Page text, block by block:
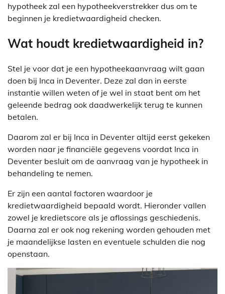
hypotheek zal een hypotheekverstrekker dus om te
beginnen je kredietwaardigheid checken.
Wat houdt kredietwaardigheid in?
Stel je voor dat je een hypotheekaanvraag wilt gaan
doen bij Inca in Deventer. Deze zal dan in eerste
instantie willen weten of je wel in staat bent om het
geleende bedrag ook daadwerkelijk terug te kunnen
betalen.
Daarom zal er bij Inca in Deventer altijd eerst gekeken
worden naar je financiële gegevens voordat Inca in
Deventer besluit om de aanvraag van je hypotheek in
behandeling te nemen.
Er zijn een aantal factoren waardoor je
kredietwaardigheid bepaald wordt. Hieronder vallen
zowel je kredietscore als je aflossings geschiedenis.
Daarna zal er ook nog rekening worden gehouden met
je maandelijkse lasten en eventuele schulden die nog
openstaan.